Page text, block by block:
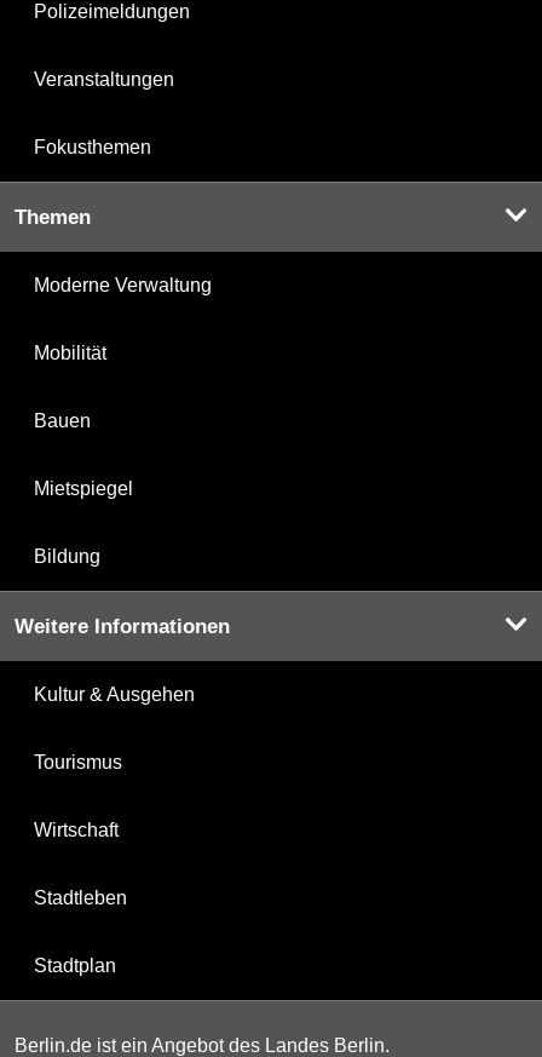
Polizeimeldungen
Veranstaltungen
Fokusthemen
Themen
Moderne Verwaltung
Mobilität
Bauen
Mietspiegel
Bildung
Weitere Informationen
Kultur & Ausgehen
Tourismus
Wirtschaft
Stadtleben
Stadtplan
Berlin.de ist ein Angebot des Landes Berlin.